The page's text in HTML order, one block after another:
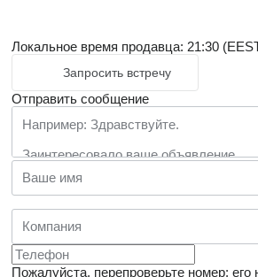
Локальное время продавца: 21:30
Запросить встречу
Отправить сообщение
Пожалуйста, перепроверьте номер: его